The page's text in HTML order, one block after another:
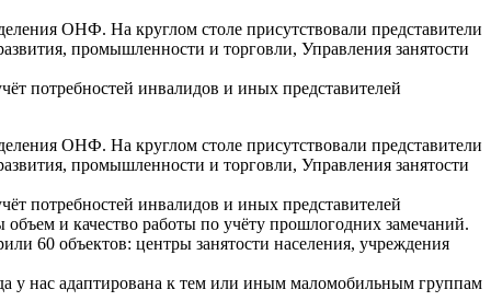
ОНФ. На круглом столе присутствовали представители
промышленности и торговли, Управления занятости
потребностей инвалидов и иных представителей
ОНФ. На круглом столе присутствовали представители
промышленности и торговли, Управления занятости
потребностей инвалидов и иных представителей
и качество работы по учёту прошлогодних замечаний.
60 объектов: центры занятости населения, учреждения
у нас адаптирована к тем или иным маломобильным группам